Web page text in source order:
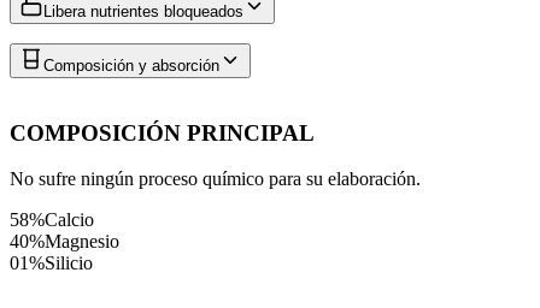
Libera nutrientes bloqueados
Composición y absorción
COMPOSICIÓN PRINCIPAL
No sufre ningún proceso químico para su elaboración.
58%Calcio
40%Magnesio
01%Silicio